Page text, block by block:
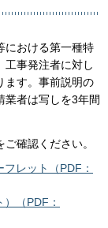
における第一種特
工事発注者に対し
ます。事前説明の
業者は写しを3年間
確認ください。
レット（PDF：
（PDF：